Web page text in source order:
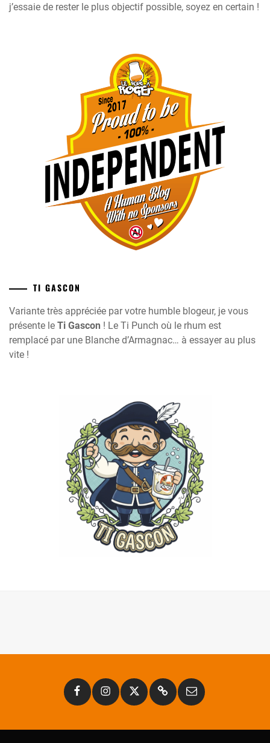
j’essaie de rester le plus objectif possible, soyez en certain !
TI GASCON
Variante très appréciée par votre humble blogeur, je vous
présente le Ti Gascon ! Le Ti Punch où le rhum est
remplacé par une Blanche d’Armagnac… à essayer au plus
vite !
FacebookInstagramTwitterSubstackEmail